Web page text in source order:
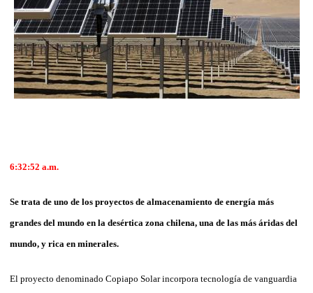
6:32:52 a.m.
Se trata de uno de los proyectos de almacenamiento de energía más
grandes del mundo en la desértica zona chilena, una de las más áridas del
mundo, y rica en minerales.
El proyecto denominado Copiapo Solar incorpora tecnología de vanguardia